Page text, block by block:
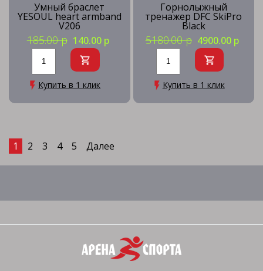
Умный браслет
YESOUL heart armband
V206
185.00 р 140.00 р
Купить в 1 клик
Горнолыжный
тренажер DFC SkiPro
Black
5180.00 р 4900.00 р
Купить в 1 клик
1 2 3 4 5 Далее